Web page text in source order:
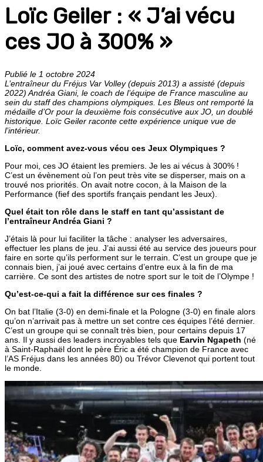
Loïc Geiler : « J’ai vécu
ces JO à 300% »
Publié le 1 octobre 2024
L’entraîneur du Fréjus Var Volley (depuis 2013) a assisté (depuis
2022) Andréa Giani, le coach de l’équipe de France masculine au
sein du staff des champions olympiques. Les Bleus ont remporté la
médaille d’Or pour la deuxième fois consécutive aux JO, un doublé
historique. Loïc Geiler raconte cette expérience unique vue de
l’intérieur.
Loïc, comment avez-vous vécu ces Jeux Olympiques ?
Pour moi, ces JO étaient les premiers. Je les ai vécus à 300% !
C’est un évènement où l’on peut très vite se disperser, mais on a
trouvé nos priorités. On avait notre cocon, à la Maison de la
Performance (fief des sportifs français pendant les Jeux).
Quel était ton rôle dans le staff en tant qu’assistant de
l’entraîneur Andréa Giani ?
J’étais là pour lui faciliter la tâche : analyser les adversaires,
effectuer les plans de jeu. J’ai aussi été au service des joueurs pour
faire en sorte qu’ils performent sur le terrain. C’est un groupe que je
connais bien, j’ai joué avec certains d’entre eux à la fin de ma
carrière. Ce sont des artistes de notre sport sur le toit de l’Olympe !
Qu’est-ce-qui a fait la différence sur ces finales ?
On bat l’Italie (3-0) en demi-finale et la Pologne (3-0) en finale alors
qu’on n’arrivait pas à mettre un set contre ces équipes l’été dernier.
C’est un groupe qui se connaît très bien, pour certains depuis 17
ans. Il y aussi des leaders incroyables tels que Earvin Ngapeth (né
à Saint-Raphaël dont le père Éric a été champion de France avec
l’AS Fréjus dans les années 80) ou Trévor Clevenot qui portent tout
le monde.